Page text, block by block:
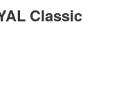
Classic